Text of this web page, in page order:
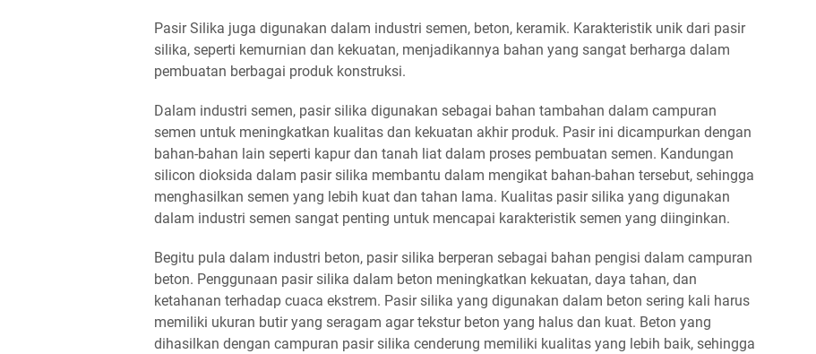
Pasir Silika juga digunakan dalam industri semen, beton, keramik. Karakteristik unik dari pasir
silika, seperti kemurnian dan kekuatan, menjadikannya bahan yang sangat berharga dalam
pembuatan berbagai produk konstruksi.
Dalam industri semen, pasir silika digunakan sebagai bahan tambahan dalam campuran
semen untuk meningkatkan kualitas dan kekuatan akhir produk. Pasir ini dicampurkan dengan
bahan-bahan lain seperti kapur dan tanah liat dalam proses pembuatan semen. Kandungan
silicon dioksida dalam pasir silika membantu dalam mengikat bahan-bahan tersebut, sehingga
menghasilkan semen yang lebih kuat dan tahan lama. Kualitas pasir silika yang digunakan
dalam industri semen sangat penting untuk mencapai karakteristik semen yang diinginkan.
Begitu pula dalam industri beton, pasir silika berperan sebagai bahan pengisi dalam campuran
beton. Penggunaan pasir silika dalam beton meningkatkan kekuatan, daya tahan, dan
ketahanan terhadap cuaca ekstrem. Pasir silika yang digunakan dalam beton sering kali harus
memiliki ukuran butir yang seragam agar tekstur beton yang halus dan kuat. Beton yang
dihasilkan dengan campuran pasir silika cenderung memiliki kualitas yang lebih baik, sehingga